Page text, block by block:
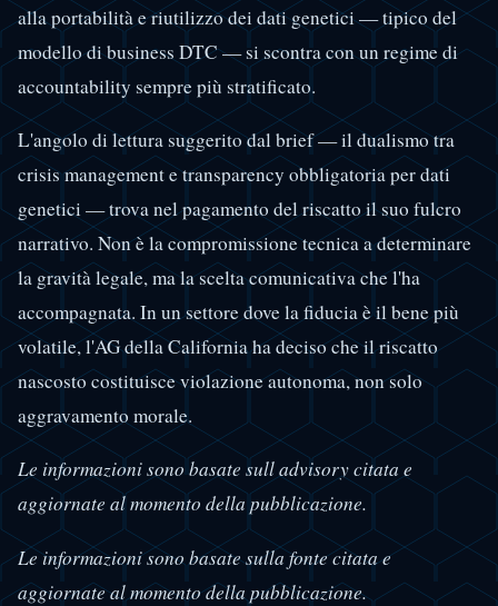
alla portabilità e riutilizzo dei dati genetici — tipico del
modello di business DTC — si scontra con un regime di
accountability sempre più stratificato.
L'angolo di lettura suggerito dal brief — il dualismo tra
crisis management e transparency obbligatoria per dati
genetici — trova nel pagamento del riscatto il suo fulcro
narrativo. Non è la compromissione tecnica a determinare
la gravità legale, ma la scelta comunicativa che l'ha
accompagnata. In un settore dove la fiducia è il bene più
volatile, l'AG della California ha deciso che il riscatto
nascosto costituisce violazione autonoma, non solo
aggravamento morale.
Le informazioni sono basate sull advisory citata e
aggiornate al momento della pubblicazione.
Le informazioni sono basate sulla fonte citata e
aggiornate al momento della pubblicazione.